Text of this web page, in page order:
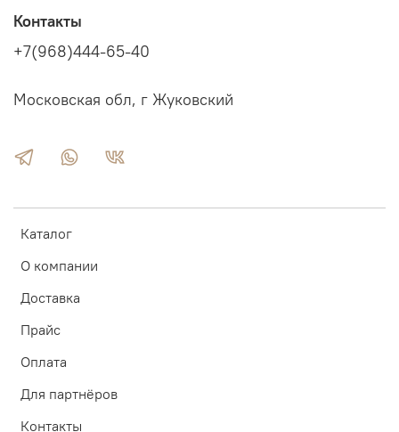
Каталог
О компании
Доставка
Прайс
Оплата
Для партнёров
Контакты
Контакты
+7(968)444-65-40
Московская обл, г Жуковский